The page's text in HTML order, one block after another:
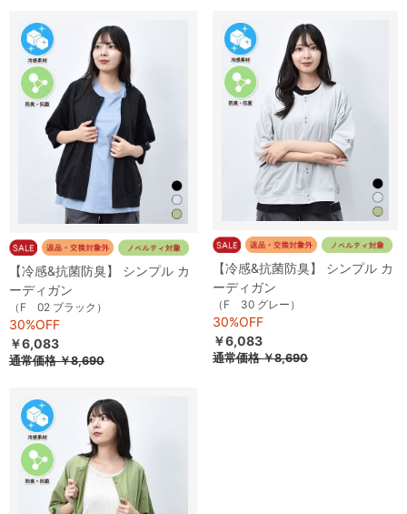
【冷感&抗菌防臭】 シンプル カ
ーディガン
（F 02 ブラック）
30%OFF
￥6,083
通常価格￥8,690
【冷感&抗菌防臭】 シンプル カ
ーディガン
（F 30 グレー）
30%OFF
￥6,083
通常価格￥8,690